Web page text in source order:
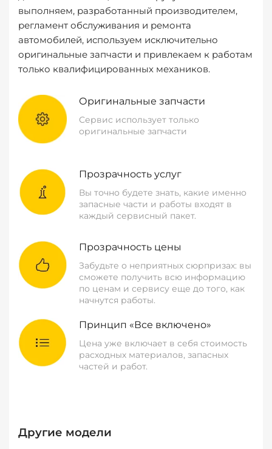
выполняем, разработанный производителем,
регламент обслуживания и ремонта
автомобилей, используем исключительно
оригинальные запчасти и привлекаем к работам
только квалифицированных механиков.
Оригинальные запчасти
Сервис использует только
оригинальные запчасти
Прозрачность услуг
Вы точно будете знать, какие именно
запасные части и работы входят в
каждый сервисный пакет.
Прозрачность цены
Забудьте о неприятных сюрпризах: вы
сможете получить всю информацию
по ценам и сервису еще до того, как
начнутся работы.
Принцип «Все включено»
Цена уже включает в себя стоимость
расходных материалов, запасных
частей и работ.
Другие модели